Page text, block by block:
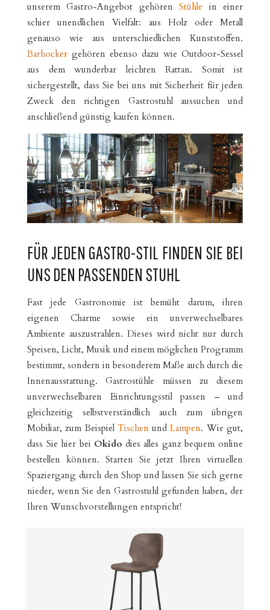
unserem Gastro-Angebot gehörenStühle in einer
schier unendlichen Vielfalt: aus Holz oder Metall
genauso wie aus unterschiedlichen Kunststoffen.
Barhocker gehören ebenso dazu wie Outdoor-Sessel
aus dem wunderbar leichten Rattan. Somit ist
sichergestellt, dass Sie bei uns mit Sicherheit für jeden
Zweck den richtigen Gastrostuhl aussuchen und
anschließend günstig kaufen können.
FÜR JEDEN GASTRO-STIL FINDEN SIE BEI
UNS DEN PASSENDEN STUHL
Fast jede Gastronomie ist bemüht darum, ihren
eigenen Charme sowie ein unverwechselbares
Ambiente auszustrahlen. Dieses wird nicht nur durch
Speisen, Licht, Musik und einem möglichen Programm
bestimmt, sondern in besonderem Maße auch durch die
Innenausstattung. Gastrostühle müssen zu diesem
unverwechselbaren Einrichtungsstil passen – und
gleichzeitig selbstverständlich auch zum übrigen
Mobiliar, zum Beispiel Tischen undLampen. Wie gut,
dass Sie hier bei Okido dies alles ganz bequem online
bestellen können. Starten Sie jetzt Ihren virtuellen
Spaziergang durch den Shop und lassen Sie sich gerne
nieder, wenn Sie den Gastrostuhl gefunden haben, der
Ihren Wunschvorstellungen entspricht!